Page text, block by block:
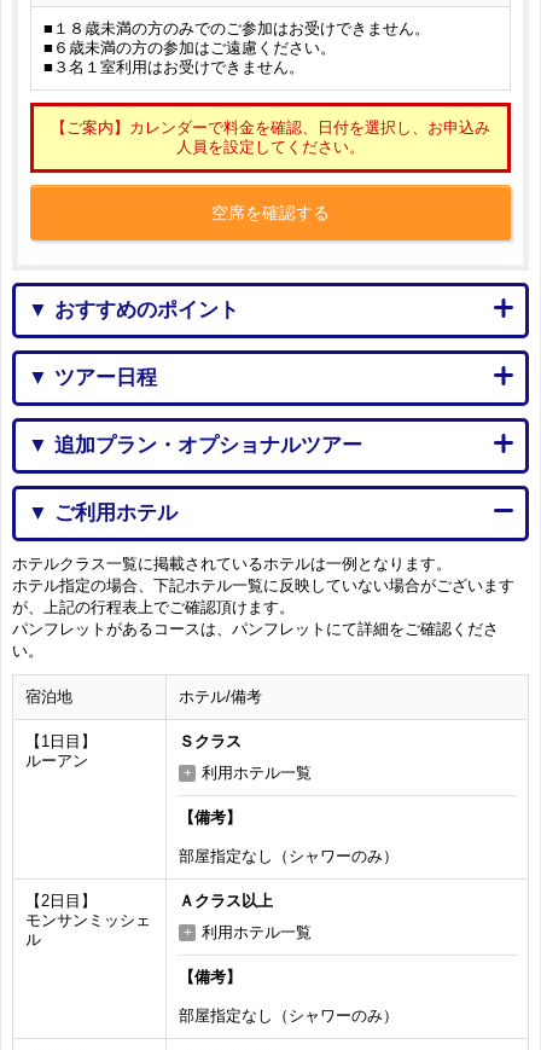
■１８歳未満の方のみでのご参加はお受けできません。
■６歳未満の方の参加はご遠慮ください。
■３名１室利用はお受けできません。
【ご案内】カレンダーで料金を確認、日付を選択し、お申込み
人員を設定してください。
空席を確認する
▼ おすすめのポイント
▼ ツアー日程
▼ 追加プラン・オプショナルツアー
▼ ご利用ホテル
ホテルクラス一覧に掲載されているホテルは一例となります。
ホテル指定の場合、下記ホテル一覧に反映していない場合がございます
が、上記の行程表上でご確認頂けます。
パンフレットがあるコースは、パンフレットにて詳細をご確認くださ
い。
宿泊地 ホテル/備考
【1日目】
ルーアン
Ｓクラス
利用ホテル一覧
【備考】
部屋指定なし（シャワーのみ）
【2日目】
モンサンミッシェ
ル
Ａクラス以上
利用ホテル一覧
【備考】
部屋指定なし（シャワーのみ）